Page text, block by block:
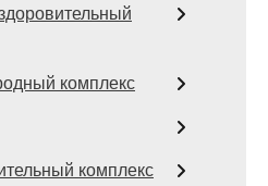
комплекс
комплекс